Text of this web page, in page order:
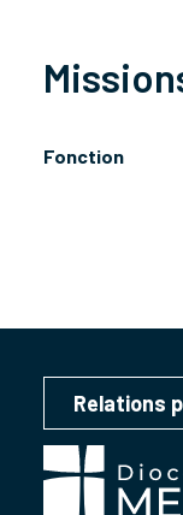
Fonction
Relations